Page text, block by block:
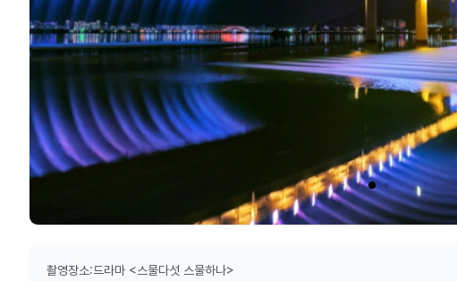
촬영장소:드라마 <스물다섯 스물하나>